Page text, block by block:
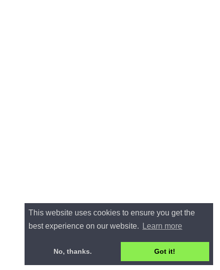
This website uses cookies to ensure you get the
best experience on our website.
Learn more
No, thanks. Got it!